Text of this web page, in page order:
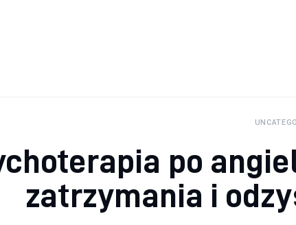
po
zatrzymania i